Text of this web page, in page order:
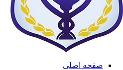
صفحه اصلی